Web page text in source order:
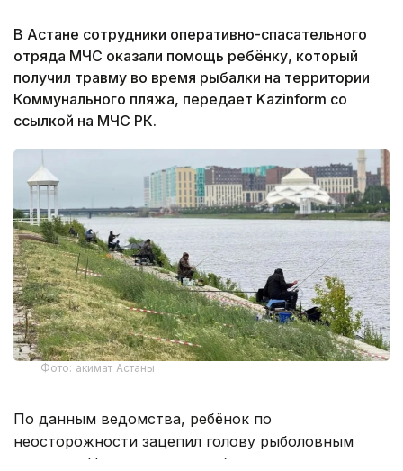
В Астане сотрудники оперативно-спасательного
отряда МЧС оказали помощь ребёнку, который
получил травму во время рыбалки на территории
Коммунального пляжа, передает Kazinform со
ссылкой на МЧС РК.
Фото: акимат Астаны
По данным ведомства, ребёнок по
неосторожности зацепил голову рыболовным
крючком. Находившиеся поблизости спасатели,